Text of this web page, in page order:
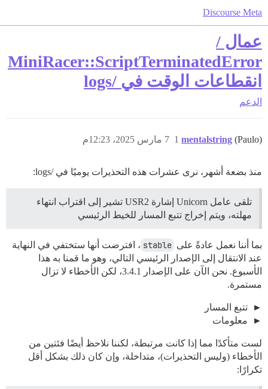
Discourse Meta
عمال /
MiniRacer::ScriptTerminatedError
انقطاعات الوقت في /logs
الدعم
mentalstring (Paulo) 7 مارس 2025، 12:23م 1
منذ بضعة أشهر، نرى عشرات هذه التحذيرات يوميًا في /logs:
تلقى عامل Unicorn إشارة USR2 تشير إلى اقتراب انتهاء
مهلته، ويتم إخراج تتبع المسار للخيط الرئيسي
بما أننا نعمل عادةً على stable ، افترضت أنها ستختفي في النهاية
عند الانتقال إلى الإصدار الرئيسي التالي، وهو ما قمنا به هذا
الأسبوع. نحن الآن على الإصدار 3.4.1، لكن الأخطاء لا تزال
مستمرة.
تتبع المسار
معلومات
لست متأكدًا مما إذا كانت مرتبطة، لكننا نلاحظ أيضًا فئتين من
الأخطاء (وليس التحذيرات)، متداخلة، وإن كان ذلك بشكل أقل
تكرارًا: